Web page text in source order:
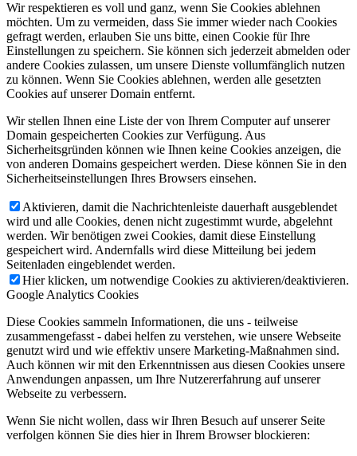
Wir respektieren es voll und ganz, wenn Sie Cookies ablehnen
möchten. Um zu vermeiden, dass Sie immer wieder nach Cookies
gefragt werden, erlauben Sie uns bitte, einen Cookie für Ihre
Einstellungen zu speichern. Sie können sich jederzeit abmelden oder
andere Cookies zulassen, um unsere Dienste vollumfänglich nutzen
zu können. Wenn Sie Cookies ablehnen, werden alle gesetzten
Cookies auf unserer Domain entfernt.
Wir stellen Ihnen eine Liste der von Ihrem Computer auf unserer
Domain gespeicherten Cookies zur Verfügung. Aus
Sicherheitsgründen können wie Ihnen keine Cookies anzeigen, die
von anderen Domains gespeichert werden. Diese können Sie in den
Sicherheitseinstellungen Ihres Browsers einsehen.
Aktivieren, damit die Nachrichtenleiste dauerhaft ausgeblendet
wird und alle Cookies, denen nicht zugestimmt wurde, abgelehnt
werden. Wir benötigen zwei Cookies, damit diese Einstellung
gespeichert wird. Andernfalls wird diese Mitteilung bei jedem
Seitenladen eingeblendet werden.
Hier klicken, um notwendige Cookies zu aktivieren/deaktivieren.
Google Analytics Cookies
Diese Cookies sammeln Informationen, die uns - teilweise
zusammengefasst - dabei helfen zu verstehen, wie unsere Webseite
genutzt wird und wie effektiv unsere Marketing-Maßnahmen sind.
Auch können wir mit den Erkenntnissen aus diesen Cookies unsere
Anwendungen anpassen, um Ihre Nutzererfahrung auf unserer
Webseite zu verbessern.
Wenn Sie nicht wollen, dass wir Ihren Besuch auf unserer Seite
verfolgen können Sie dies hier in Ihrem Browser blockieren: